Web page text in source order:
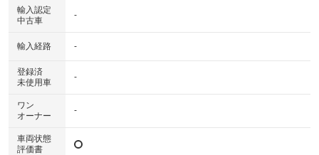
輸入認定
中古車
-
輸入経路 -
登録済
未使用車
-
ワン
オーナー
-
車両状態
評価書